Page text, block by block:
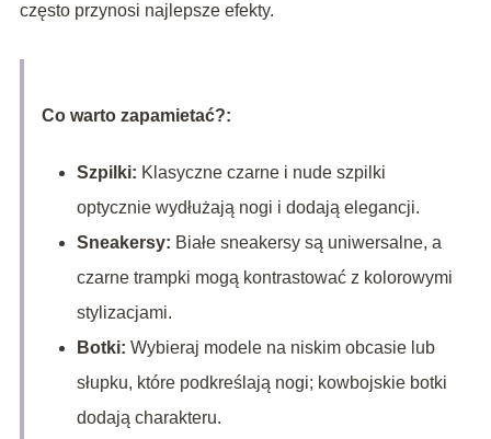
często przynosi najlepsze efekty.
Co warto zapamietać?:
Szpilki: Klasyczne czarne i nude szpilki
optycznie wydłużają nogi i dodają elegancji.
Sneakersy: Białe sneakersy są uniwersalne, a
czarne trampki mogą kontrastować z kolorowymi
stylizacjami.
Botki: Wybieraj modele na niskim obcasie lub
słupku, które podkreślają nogi; kowbojskie botki
dodają charakteru.